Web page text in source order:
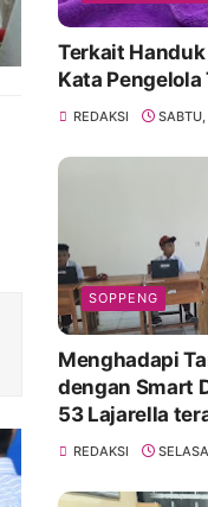
Terkait
Kata Pengelola
REDAKSI
SOPPENG
Menghadapi
dengan Smart
53 Lajarella
Class Device
REDAKSI